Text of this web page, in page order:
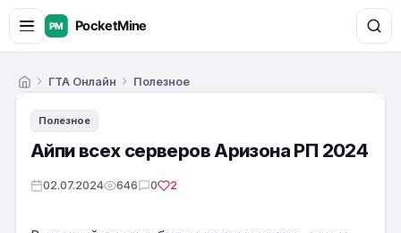
ГлавнаяГТА Онлайн Полезное
Полезное
Айпи всех серверов Аризона РП 2024
02.07.2024 646 0 2